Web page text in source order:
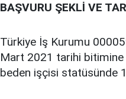
BAŞVURU ŞEKLİ VE
Türkiye İş Kurumu
Mart 2021 tarihi bitimine
beden işçisi statüsünde